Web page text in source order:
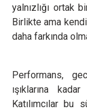
yalnızlığı ortak
Birlikte ama
daha farkında
Performans,
ışıklarına
Katılımcılar